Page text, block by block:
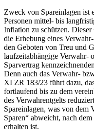
Zweck von Spareinlagen ist
Personen mittel- bis
Inflation zu schützen.
die Erhebung eines
den Geboten von Treu und
laufzeitabhängige Verwahr-
Sparvertrag
Denn auch das Verwahr-
XI ZR 183/23 führt dazu,
fortlaufend bis zu dem
des Verwahrentgelts
Spareinlagen, was von dem
Sparen“ abweicht, nach
erhalten ist.